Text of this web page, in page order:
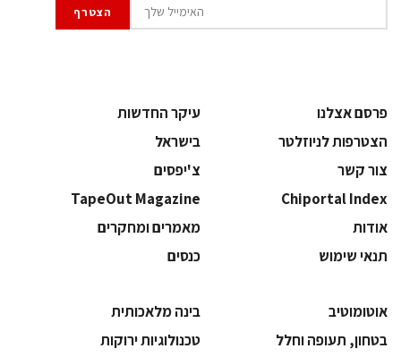
פרסם אצלנו
עיקר החדשות
הצטרפות לניוזלטר
בישראל
צור קשר
צ'יפסים
Chiportal Index
TapeOut Magazine
אודות
מאמרים ומחקרים
תנאי שימוש
כנסים
אוטומוטיב
בינה מלאכותית
בטחון, תעופה וחלל
‫טכנולוגיות ירוקות‬